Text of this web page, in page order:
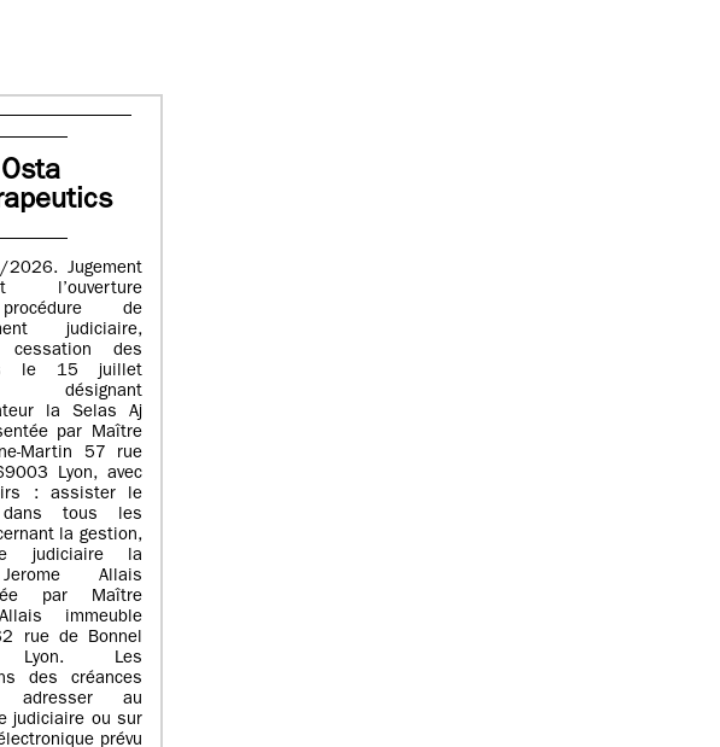
Osta
Jugement
l’ouverture
de
judiciaire,
des
le 15 juillet
désignant
la Selas Aj
par Maître
Martin 57 rue
Lyon, avec
: assister le
dans tous les
la gestion,
judiciaire la
Allais
par Maître
immeuble
rue de Bonnel
Lyon. Les
des créances
au
judiciaire ou sur
prévu